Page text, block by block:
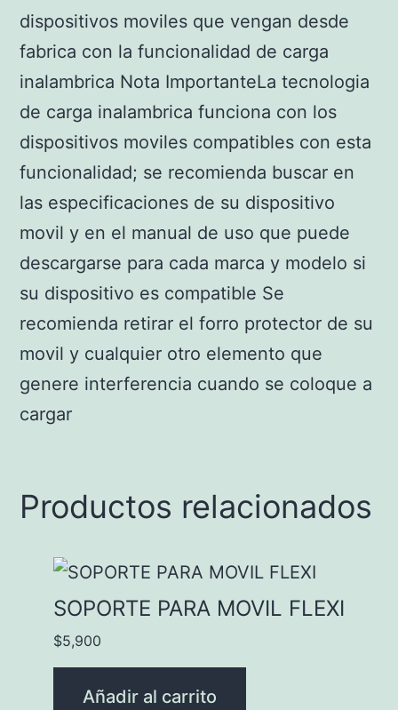
dispositivos moviles que vengan desde
fabrica con la funcionalidad de carga
inalambrica Nota ImportanteLa tecnologia
de carga inalambrica funciona con los
dispositivos moviles compatibles con esta
funcionalidad; se recomienda buscar en
las especificaciones de su dispositivo
movil y en el manual de uso que puede
descargarse para cada marca y modelo si
su dispositivo es compatible Se
recomienda retirar el forro protector de su
movil y cualquier otro elemento que
genere interferencia cuando se coloque a
cargar
Productos relacionados
SOPORTE PARA MOVIL FLEXI
$5,900
Añadir al carrito